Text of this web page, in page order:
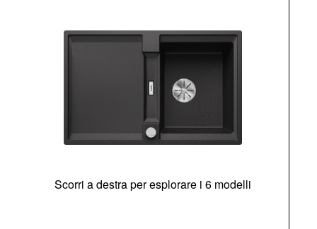
Scorri a destra per esplorare i 6 modelli